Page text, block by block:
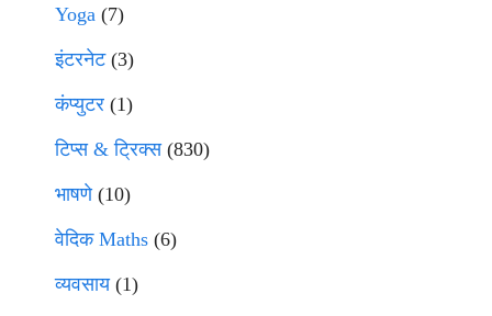
Yoga (7)
इंटरनेट(3)
कंप्युटर (1)
टिप्स & ट्रिक्स(830)
भाषणे(10)
वेदिक Maths (6)
व्यवसाय(1)